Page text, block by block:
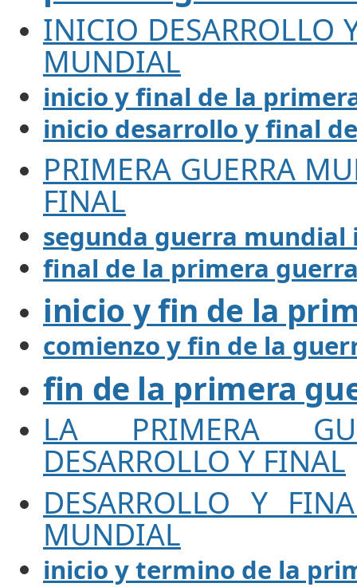
INICIO DESARROLLO
MUNDIAL
inicio y final de la
inicio desarrollo y final
PRIMERA GUERRA
FINAL
segunda guerra
final de la primera
inicio y fin de la
comienzo y fin de la
fin de la primera
LA PRIMERA
DESARROLLO Y FINAL
DESARROLLO Y
MUNDIAL
inicio y termino de la